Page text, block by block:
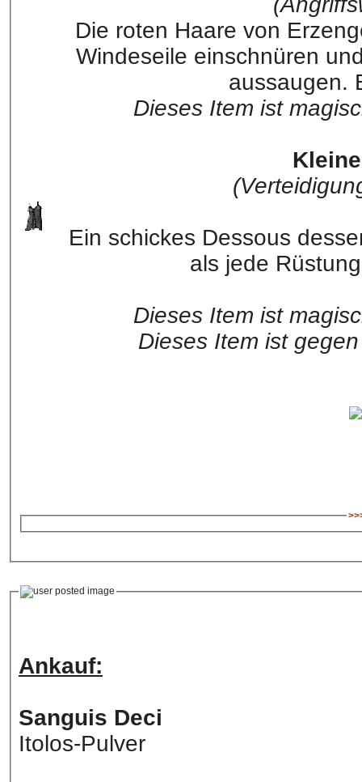
Die roten Haare von
Windeseile einschnüren
aussaugen.
Dieses Item ist
Ein schickes Dessous
als jede
Dieses Item ist
Dieses Item ist
Ankauf:
Sanguis Deci
Itolos-Pulver